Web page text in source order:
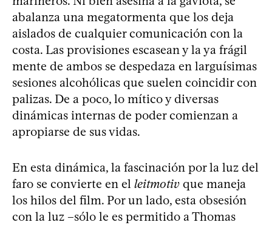
abalanza una megatormenta que los deja
aislados de cualquier comunicación con la
costa. Las provisiones escasean y la ya frágil
mente de ambos se despedaza en larguísimas
sesiones alcohólicas que suelen coincidir con
palizas. De a poco, lo mítico y diversas
dinámicas internas de poder comienzan a
apropiarse de sus vidas.
En esta dinámica, la fascinación por la luz del
faro se convierte en el leitmotiv que maneja
los hilos del film. Por un lado, esta obsesión
con la luz –sólo le es permitido a Thomas